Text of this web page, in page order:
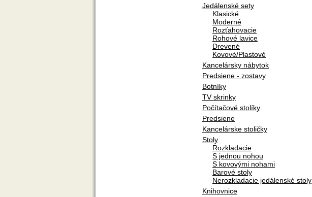
Jedálenské sety
Klasické
Moderné
Rozťahovacie
Rohové lavice
Drevené
Kovové/Plastové
Kancelársky nábytok
Predsiene - zostavy
Botníky
TV skrinky
Počítačové stolíky
Predsiene
Kancelárske stoličky
Stoly
Rozkladacie
S jednou nohou
S kovovými nohami
Barové stoly
Nerozkladacie jedálenské stoly
Knihovnice